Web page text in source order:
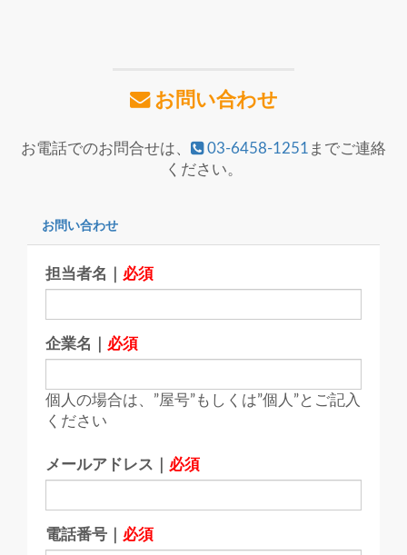
お問い合わせ
お電話でのお問合せは、 03-6458-1251 までご連絡
ください。
お問い合わせ
担当者名｜ 必須
企業名｜ 必須
個人の場合は、”屋号”もしくは”個人”とご記入
ください
メールアドレス｜ 必須
電話番号｜ 必須